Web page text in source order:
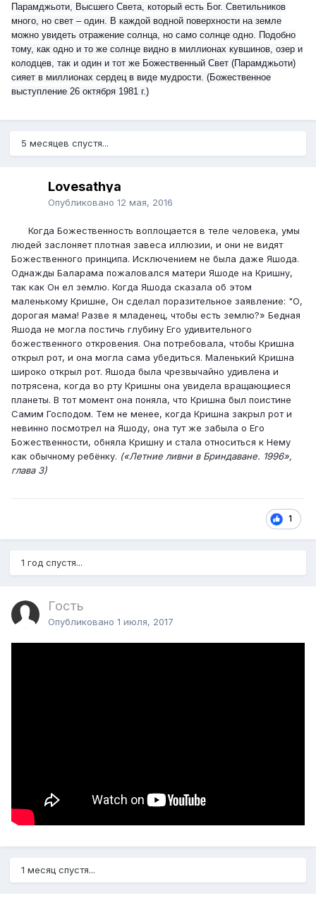
Парамджьоти, Высшего Света, который есть Бог. Светильников
много, но свет – один. В каждой водной поверхности на земле
можно увидеть отражение солнца, но само солнце одно. Подобно
тому, как одно и то же солнце видно в миллионах кувшинов, озер и
колодцев, так и один и тот же Божественный Свет (Парамджьоти)
сияет в миллионах сердец в виде мудрости. (Божественное
выступление 26 октября 1981 г.)
5 месяцев спустя...
Lovesathya
Опубликовано 12 мая, 2016
Когда Божественность воплощается в теле человека, умы
людей заслоняет плотная завеса иллюзии, и они не видят
Божественного принципа. Исключением не была даже Яшода.
Однажды Баларама пожаловался матери Яшоде на Кришну,
так как Он ел землю. Когда Яшода сказала об этом
маленькому Кришне, Он сделал поразительное заявление: "О,
дорогая мама! Разве я младенец, чтобы есть землю?» Бедная
Яшода не могла постичь глубину Его удивительного
божественного откровения. Она потребовала, чтобы Кришна
открыл рот, и она могла сама убедиться. Маленький Кришна
широко открыл рот. Яшода была чрезвычайно удивлена и
потрясена, когда во рту Кришны она увидела вращающиеся
планеты. В тот момент она поняла, что Кришна был поистине
Самим Господом. Тем не менее, когда Кришна закрыл рот и
невинно посмотрел на Яшоду, она тут же забыла о Его
Божественности, обняла Кришну и стала относиться к Нему
как обычному ребёнку. («Летние ливни в Бриндаване. 1996»,
глава 3)
1
1 год спустя...
Гость
Опубликовано 1 июля, 2017
1 месяц спустя...